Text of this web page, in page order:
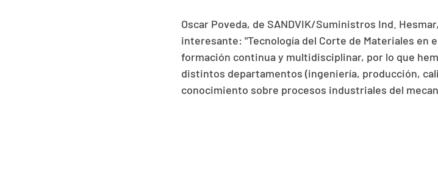
Oscar Poveda, de SANDVIK/Suministros Ind.
interesante: "Tecnología del Corte de Materiales en
formación continua y multidisciplinar, por lo que
distintos departamentos (ingeniería, producción,
conocimiento sobre procesos industriales del